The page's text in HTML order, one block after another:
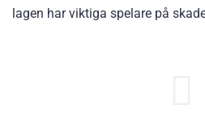
lagen har viktiga spelare på